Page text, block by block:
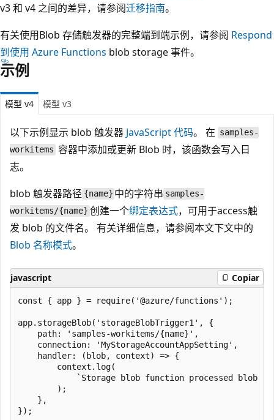
v3 和 v4 之间的差异，请参阅迁移指南。
有关使用Blob 存储触发器的完整端到端示例，请参阅 Respond
到使用 Azure Functions blob storage 事件。
示例
模型 v4 模型 v3
以下示例显示 blob 触发器 JavaScript 代码。 在 samples-
workitems 容器中添加或更新 Blob 时，该函数会写入日
志。
blob 触发器路径 {name} 中的字符串 samples-
workitems/{name} 创建一个绑定表达式，可用于access触
发 blob 的文件名。 有关详细信息，请参阅本文下文中的
Blob 名称模式。
javascript Copiar
const { app } = require('@azure/functions');
app.storageBlob('storageBlobTrigger1', {
    path: 'samples-workitems/{name}',
    connection: 'MyStorageAccountAppSetting',
    handler: (blob, context) => {
        context.log(
`Storage blob function processed blob
        );
    },